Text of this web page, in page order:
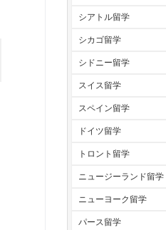
シアトル留学
シカゴ留学
シドニー留学
スイス留学
スペイン留学
ドイツ留学
トロント留学
ニュージーランド留学
ニューヨーク留学
パース留学